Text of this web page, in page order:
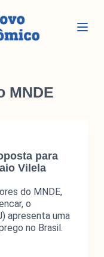
MNDE
para
Vilela
do MNDE,
o
apresenta uma
no Brasil.